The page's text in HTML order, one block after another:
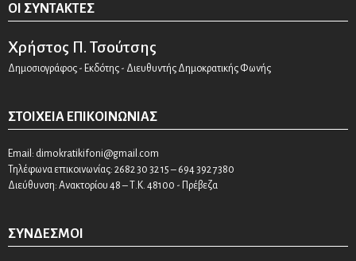
ΟΙ ΣΥΝΤΆΚΤΕΣ
Χρήστος Π. Τσούτσης
Δημοσιογράφος - Εκδότης - Διευθυντής Δημοκρατικής Φωνής
ΣΤΟΙΧΕΊΑ ΕΠΙΚΟΙΝΩΝΊΑΣ
Email: dimokratikifoni@gmail.com
Τηλέφωνα επικοινωνίας: 2682 30 32 15 – 694 392 7380
Διεύθυνση: Ανακτορίου 48 – Τ.Κ. 48100 - Πρέβεζα
ΣΎΝΔΕΣΜΟΙ